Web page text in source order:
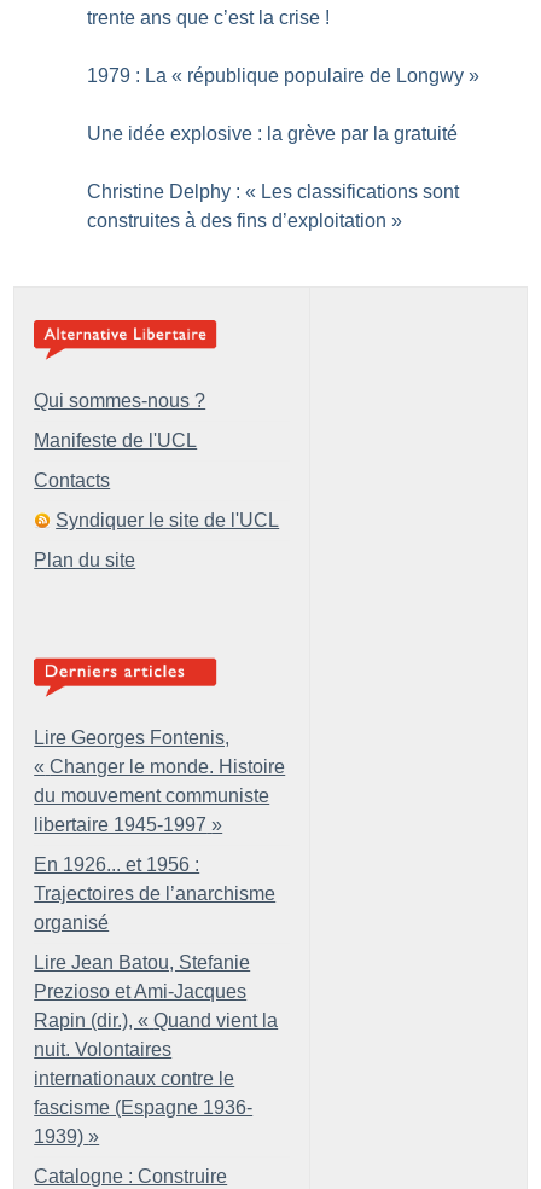
trente ans que c’est la crise !
1979 : La « république populaire de Longwy »
Une idée explosive : la grève par la gratuité
Christine Delphy : « Les classifications sont
construites à des fins d’exploitation »
Qui sommes-nous ?
Manifeste de l'UCL
Contacts
Syndiquer le site de l'UCL
Plan du site
Lire Georges Fontenis,
« Changer le monde. Histoire
du mouvement communiste
libertaire 1945-1997 »
En 1926... et 1956 :
Trajectoires de l’anarchisme
organisé
Lire Jean Batou, Stefanie
Prezioso et Ami-Jacques
Rapin (dir.), « Quand vient la
nuit. Volontaires
internationaux contre le
fascisme (Espagne 1936-
1939) »
Catalogne : Construire